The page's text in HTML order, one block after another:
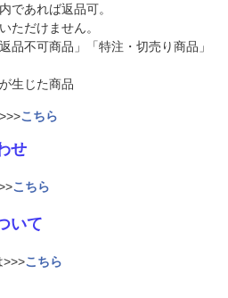
であれば返品可。
ただけません。
品不可商品」「特注・切売り商品」
生じた商品
こちら
せ
こちら
いて
>>>こちら